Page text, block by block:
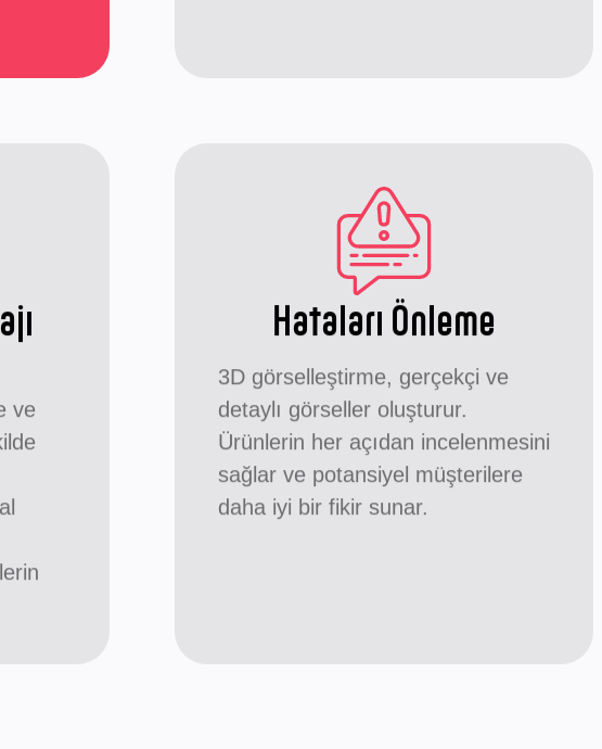
ve
Hataları Önleme
3D görselleştirme, gerçekçi ve
detaylı görseller oluşturur.
Ürünlerin her açıdan incelenmesini
sağlar ve potansiyel müşterilere
daha iyi bir fikir sunar.